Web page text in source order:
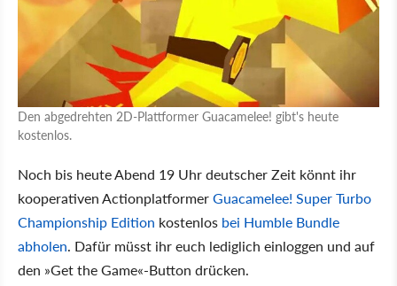
Den abgedrehten 2D-Plattformer Guacamelee! gibt's heute
kostenlos.
Noch bis heute Abend 19 Uhr deutscher Zeit könnt ihr
kooperativen ActionplatformerGuacamelee! Super Turbo
Championship Edition kostenlos bei Humble Bundle
abholen. Dafür müsst ihr euch lediglich einloggen und auf
den »Get the Game«-Button drücken.